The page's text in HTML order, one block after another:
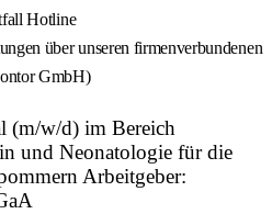
Hotline
über unseren firmenverbundenen
GmbH)
(m/w/d) im Bereich
und Neonatologie für die
Arbeitgeber: